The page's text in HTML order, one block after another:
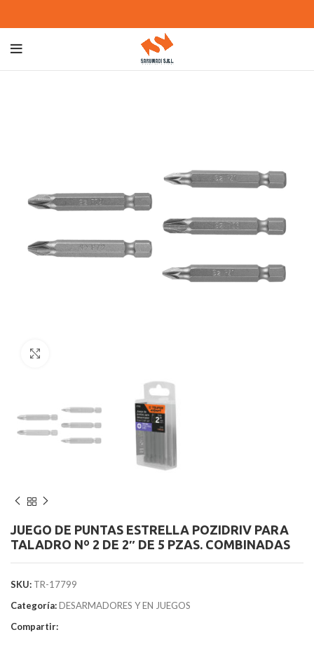
JUEGO DE PUNTAS ESTRELLA POZIDRIV PARA
TALADRO Nº 2 DE 2″ DE 5 PZAS. COMBINADAS
SKU: TR-17799
Categoría:DESARMADORES Y EN JUEGOS
Compartir: